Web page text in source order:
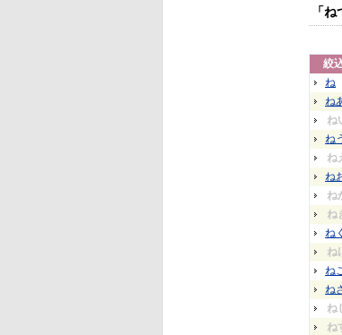
「
絞
ね
ね
ね
ね
ね
ね
ね
ね
ねく
ね
ね
ね
ね
ね